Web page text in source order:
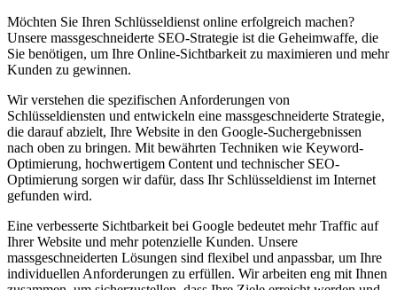
Möchten Sie Ihren Schlüsseldienst online erfolgreich machen?
Unsere massgeschneiderte SEO-Strategie ist die Geheimwaffe, die
Sie benötigen, um Ihre Online-Sichtbarkeit zu maximieren und mehr
Kunden zu gewinnen.
Wir verstehen die spezifischen Anforderungen von
Schlüsseldiensten und entwickeln eine massgeschneiderte Strategie,
die darauf abzielt, Ihre Website in den Google-Suchergebnissen
nach oben zu bringen. Mit bewährten Techniken wie Keyword-
Optimierung, hochwertigem Content und technischer SEO-
Optimierung sorgen wir dafür, dass Ihr Schlüsseldienst im Internet
gefunden wird.
Eine verbesserte Sichtbarkeit bei Google bedeutet mehr Traffic auf
Ihrer Website und mehr potenzielle Kunden. Unsere
massgeschneiderten Lösungen sind flexibel und anpassbar, um Ihre
individuellen Anforderungen zu erfüllen. Wir arbeiten eng mit Ihnen